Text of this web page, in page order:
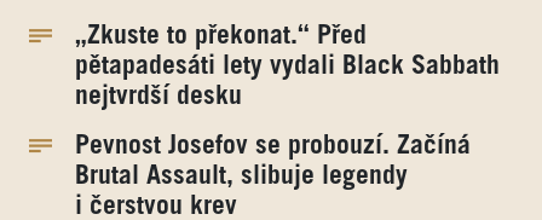
„Zkuste to překonat.“ Před
pětapadesáti lety vydali Black Sabbath
nejtvrdší desku
Pevnost Josefov se probouzí. Začíná
Brutal Assault, slibuje legendy
i čerstvou krev